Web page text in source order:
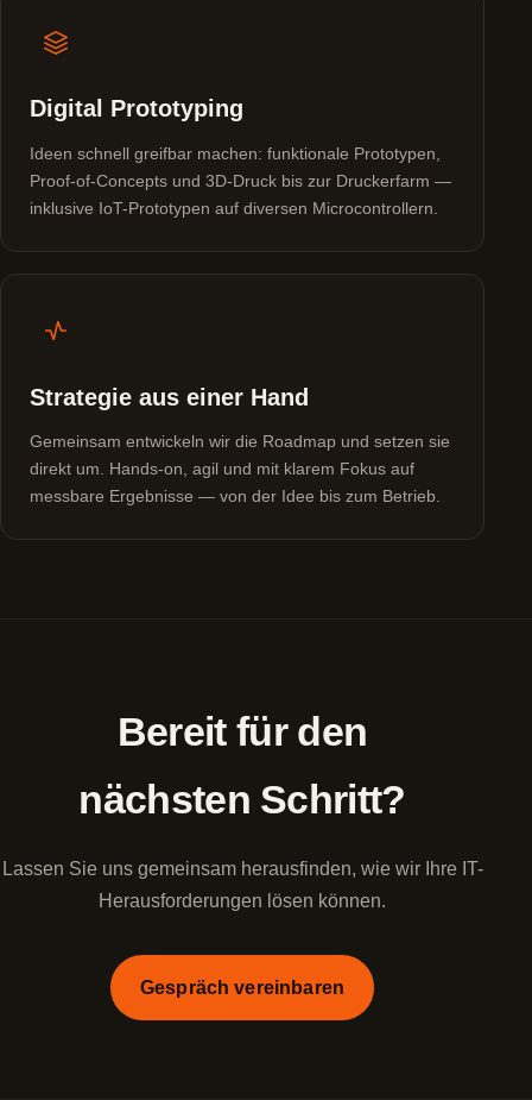
Digital Prototyping
Ideen schnell greifbar machen: funktionale Prototypen,
Proof-of-Concepts und 3D-Druck bis zur Druckerfarm —
inklusive IoT-Prototypen auf diversen Microcontrollern.
Strategie aus einer Hand
Gemeinsam entwickeln wir die Roadmap und setzen sie
direkt um. Hands-on, agil und mit klarem Fokus auf
messbare Ergebnisse — von der Idee bis zum Betrieb.
Bereit für den
nächsten Schritt?
Lassen Sie uns gemeinsam herausfinden, wie wir Ihre IT-
Herausforderungen lösen können.
Gespräch vereinbaren